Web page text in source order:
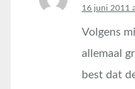
says:
16 juni 2011
Volgens
allemaal
best dat